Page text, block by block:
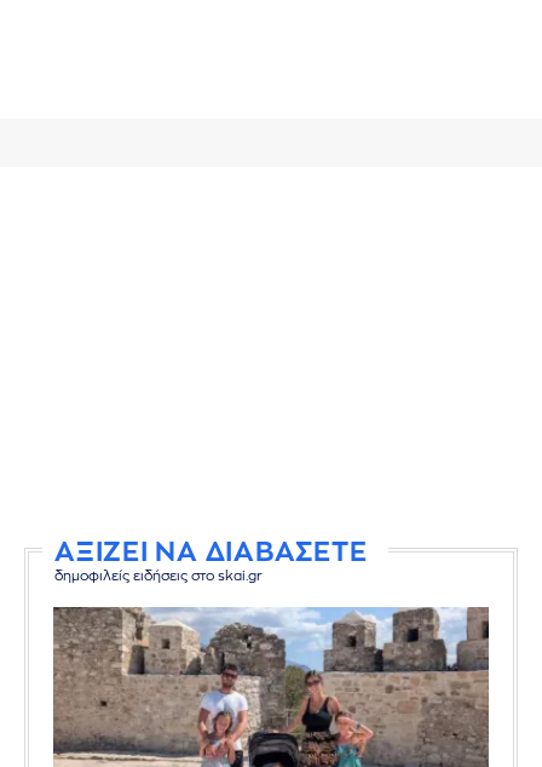
ΑΞΙΖΕΙ ΝΑ ΔΙΑΒΑΣΕΤΕ
δημοφιλείς ειδήσεις στο skai.gr